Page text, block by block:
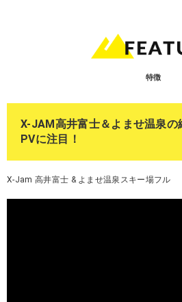
特徴
X-JAM高井富士＆よませ温泉の
PVに注目！
X-Jam 高井富士 & よませ温泉スキー場フル